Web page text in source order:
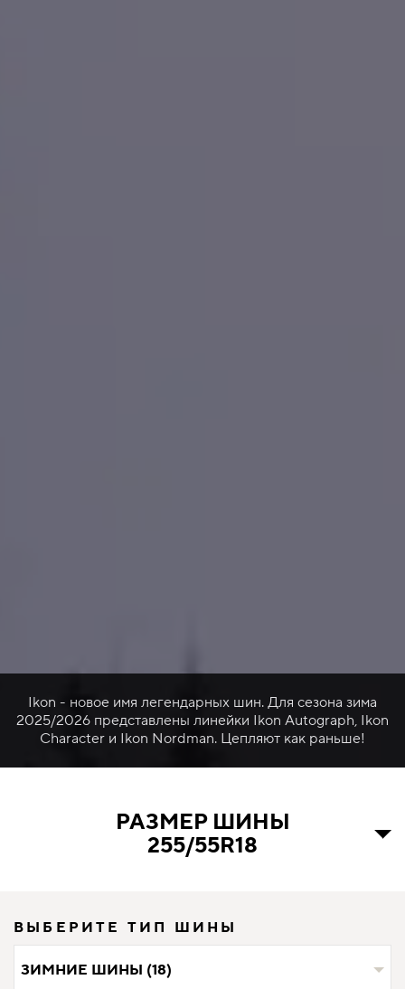
Ikon - новое имя легендарных шин. Для сезона зима
2025/2026 представлены линейки Ikon Autograph, Ikon
Character и Ikon Nordman. Цепляют как раньше!
РАЗМЕР ШИНЫ
255/55R18
ВЫБЕРИТЕ ТИП ШИНЫ
ЗИМНИЕ ШИНЫ (18)